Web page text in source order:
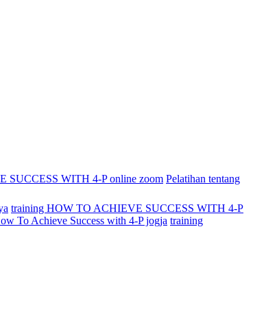
SUCCESS WITH 4-P online zoom Pelatihan tentang
training HOW TO ACHIEVE SUCCESS WITH 4-P
To Achieve Success with 4-P jogja training